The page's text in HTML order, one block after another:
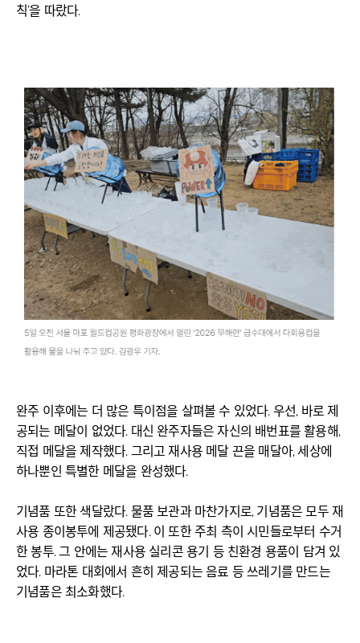
칙’을 따랐다.
완주 이후에는 더 많은 특이점을 살펴볼 수 있었다. 우선, 바로 제
공되는 메달이 없었다. 대신 완주자들은 자신의 배번표를 활용해,
직접 메달을 제작했다. 그리고 재사용 메달 끈을 매달아, 세상에
하나뿐인 특별한 메달을 완성했다.
기념품 또한 색달랐다. 물품 보관과 마찬가지로, 기념품은 모두 재
사용 종이봉투에 제공됐다. 이 또한 주최 측이 시민들로부터 수거
한 봉투. 그 안에는 재사용 실리콘 용기 등 친환경 용품이 담겨 있
었다. 마라톤 대회에서 흔히 제공되는 음료 등 쓰레기를 만드는
기념품은 최소화했다.